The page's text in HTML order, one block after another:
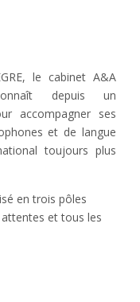
le cabinet A&A
depuis un
accompagner ses
et de langue
toujours plus
en trois pôles
et tous les